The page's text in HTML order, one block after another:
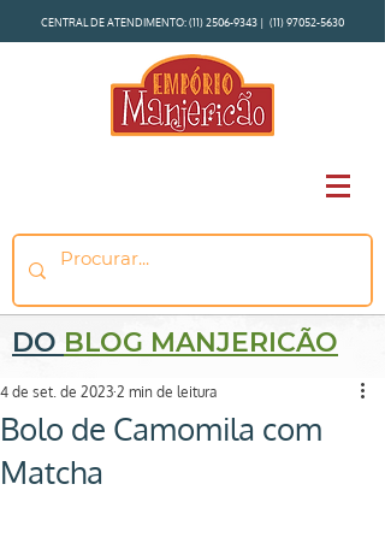
CENTRAL DE ATENDIMENTO:(11) 2506-9343 | (11) 97052-5630
DO BLOG MANJERICÃO
Bolo de Camomila com
Matcha
4 de set. de 2023 2 min de leitura